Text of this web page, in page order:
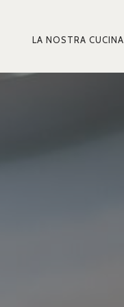
LA NOSTRA CUCINA